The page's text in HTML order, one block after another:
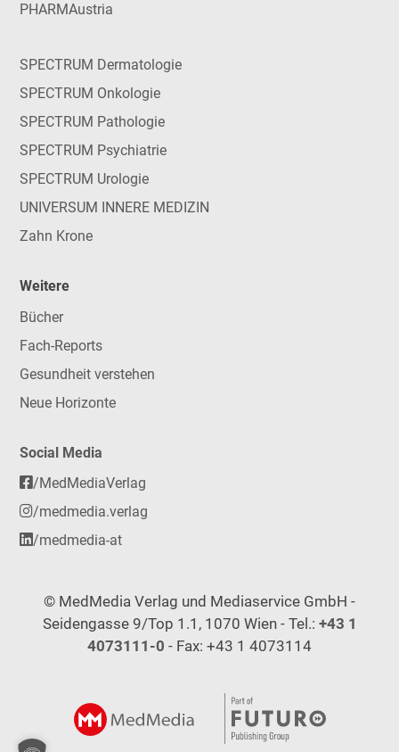
PHARMAustria
SPECTRUM Dermatologie
SPECTRUM Onkologie
SPECTRUM Pathologie
SPECTRUM Psychiatrie
SPECTRUM Urologie
UNIVERSUM INNERE MEDIZIN
Zahn Krone
Weitere
Bücher
Fach-Reports
Gesundheit verstehen
Neue Horizonte
Social Media
/MedMediaVerlag
/medmedia.verlag
/medmedia-at
© MedMedia Verlag und Mediaservice GmbH -
Seidengasse 9/Top 1.1, 1070 Wien - Tel.: +43 1
4073111-0 - Fax: +43 1 4073114